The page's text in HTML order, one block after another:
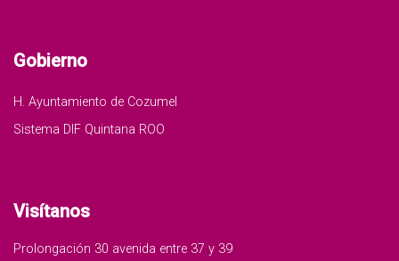
Gobierno
H. Ayuntamiento de Cozumel
Sistema DIF Quintana ROO
Visítanos
Prolongación 30 avenida entre 37 y 39